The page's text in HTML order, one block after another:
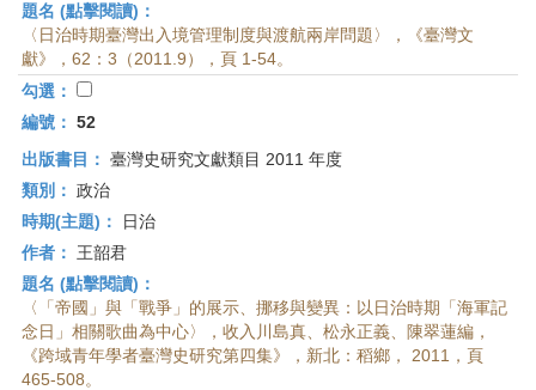
題名 (點擊閱讀)：
〈日治時期臺灣出入境管理制度與渡航兩岸問題〉，《臺灣文
獻》，62：3（2011.9），頁 1-54。
勾選：
編號： 52
出版書目： 臺灣史研究文獻類目 2011 年度
類別： 政治
時期(主題)：
日治
作者：
王韶君
題名 (點擊閱讀)：
〈「帝國」與「戰爭」的展示、挪移與變異：以日治時期「海軍記
念日」相關歌曲為中心〉，收入川島真、松永正義、陳翠蓮編，
《跨域青年學者臺灣史研究第四集》，新北：稻鄉， 2011，頁
465-508。